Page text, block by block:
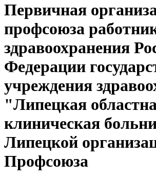
Первичная
профсоюза
здравоохранения
Федерации
учреждения
"Липецкая
клиническая
Липецкой
Профсоюза